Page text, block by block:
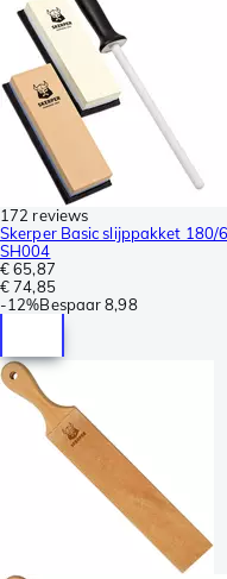
172 reviews
Skerper Basic slijppakket
SH004
€ 65,87
€ 74,85
-12%Bespaar 8,98